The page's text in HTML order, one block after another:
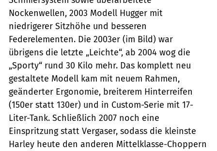
Nockenwellen, 2003 Modell Hugger mit
niedrigerer Sitzhöhe und besseren
Federelementen. Die 2003er (im Bild) war
übrigens die letzte „Leichte“, ab 2004 wog die
„Sporty“ rund 30 Kilo mehr. Das komplett neu
gestaltete Modell kam mit neuem Rahmen,
geänderter Ergonomie, breiterem Hinterreifen
(150er statt 130er) und in Custom-Serie mit 17-
Liter-Tank. Schließlich 2007 noch eine
Einspritzung statt Vergaser, sodass die kleinste
Harley heute den anderen Mittelklasse-Choppern